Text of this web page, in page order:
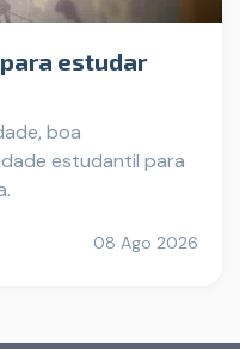
estudar
boa
estudantil para
08 Ago 2026